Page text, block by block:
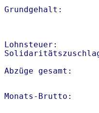
Lohnsteuer:
Abzüge gesamt:
Monats-